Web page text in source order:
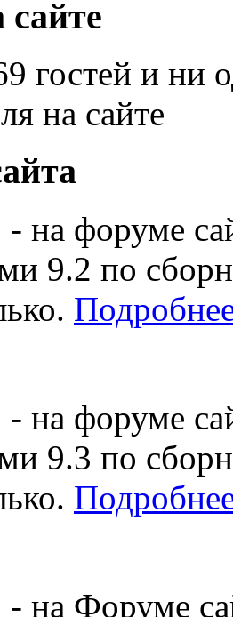
гостей и ни
на сайте
- на форуме
9.2 по
- на форуме
9.3 по
- на Форуме